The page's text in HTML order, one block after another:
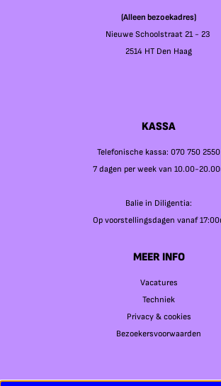
(Alleen bezoekadres)
Nieuwe Schoolstraat 21 - 23
2514 HT Den Haag
KASSA
Telefonische kassa: 070 750 2550
7 dagen per week van 10.00-
Balie in Diligentia:
Op voorstellingsdagen vanaf
MEER INFO
Vacatures
Techniek
Privacy & cookies
Bezoekersvoorwaarden